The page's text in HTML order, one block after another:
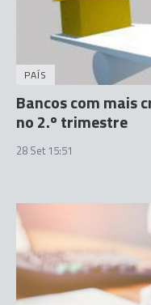
PAÍS
Bancos com mais
no 2.º trimestre
28 Set 15:51